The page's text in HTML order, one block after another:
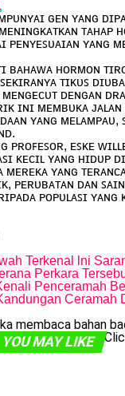
ɢᴇɴ ʏᴀɴɢ
ᴛᴀʜᴀᴘ
ᴘᴇɴʏᴇꜱᴜᴀɪᴀɴ ʏᴀɴɢ
ʙᴀʜᴀᴡᴀ ʜᴏʀᴍᴏɴ
ᴛɪᴋᴜꜱ
ᴅᴇɴɢᴀɴ
ɪɴɪ ᴍᴇᴍʙᴜᴋᴀ
ʏᴀɴɢ ᴍᴇʟᴀᴍᴘᴀᴜ,
ᴘʀᴏꜰᴇꜱᴏʀ, ᴇꜱᴋᴇ
ᴋᴇᴄɪʟ ʏᴀɴɢ ʜɪᴅᴜᴘ
ᴍᴇʀᴇᴋᴀ ʏᴀɴɢ
ᴘᴇʀᴜʙᴀᴛᴀɴ ᴅᴀɴ
ᴘᴏᴘᴜʟᴀꜱɪ ʏᴀɴɢ
Terkenal lni
Perkara
Penceramah
Ceramah
membaca bahan
YOU MAY LIKE